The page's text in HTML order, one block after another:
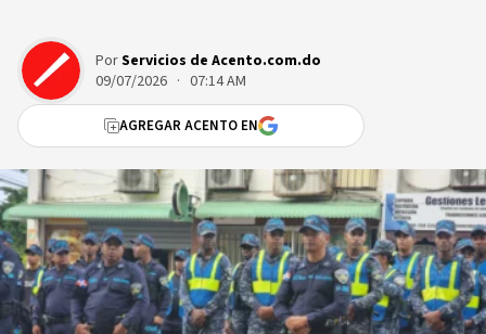
PorServicios de Acento.com.do
09/07/2026 · 07:14 AM
AGREGAR ACENTO EN